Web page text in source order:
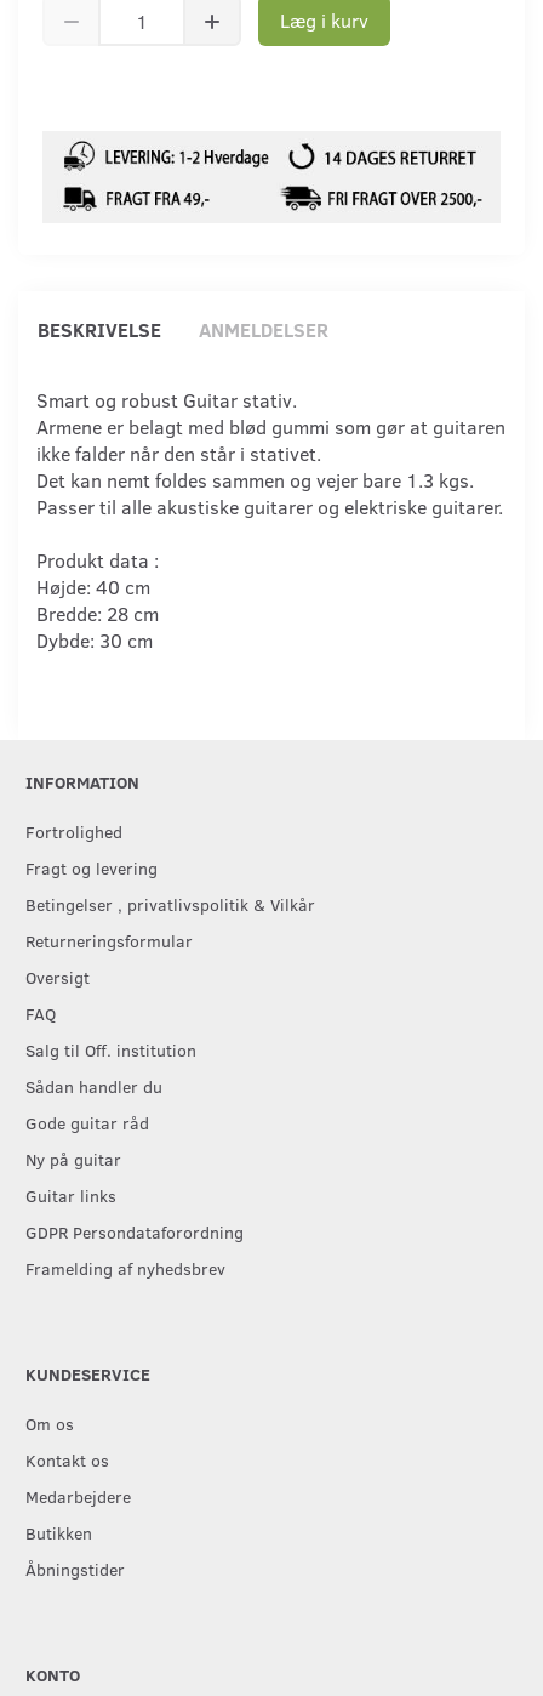
Læg i kurv
BESKRIVELSE ANMELDELSER
Smart og robust Guitar stativ.
Armene er belagt med blød gummi som gør at guitaren
ikke falder når den står i stativet.
Det kan nemt foldes sammen og vejer bare 1.3 kgs.
Passer til alle akustiske guitarer og elektriske guitarer.
Produkt data :
Højde: 40 cm
Bredde: 28 cm
Dybde: 30 cm
INFORMATION
Fortrolighed
Fragt og levering
Betingelser , privatlivspolitik & Vilkår
Returneringsformular
Oversigt
FAQ
Salg til Off. institution
Sådan handler du
Gode guitar råd
Ny på guitar
Guitar links
GDPR Persondataforordning
Framelding af nyhedsbrev
KUNDESERVICE
Om os
Kontakt os
Medarbejdere
Butikken
Åbningstider
KONTO